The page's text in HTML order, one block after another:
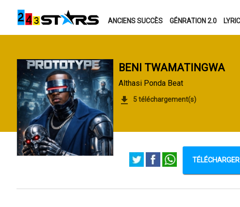
ANCIENS SUCCÈS GÉNRATION 2.0
BENI TWAMATINGWA
Althasi Ponda Beat
5 téléchargement(s)